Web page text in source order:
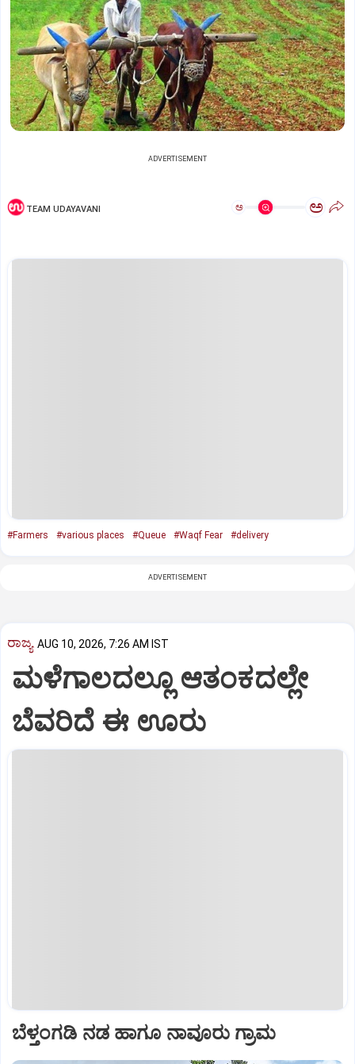
ADVERTISEMENT
TEAM UDAYAVANI ಅ ಅ
#Farmers #various places #Queue #Waqf Fear #delivery
ADVERTISEMENT
ರಾಜ್ಯ AUG 10, 2026, 7:26 AM IST
ಮಳೆಗಾಲದಲ್ಲೂ ಆತಂಕದಲ್ಲೇ
ಬೆವರಿದೆ ಈ ಊರು
ಬೆಳ್ತಂಗಡಿ ನಡ ಹಾಗೂ ನಾವೂರು ಗ್ರಾಮ